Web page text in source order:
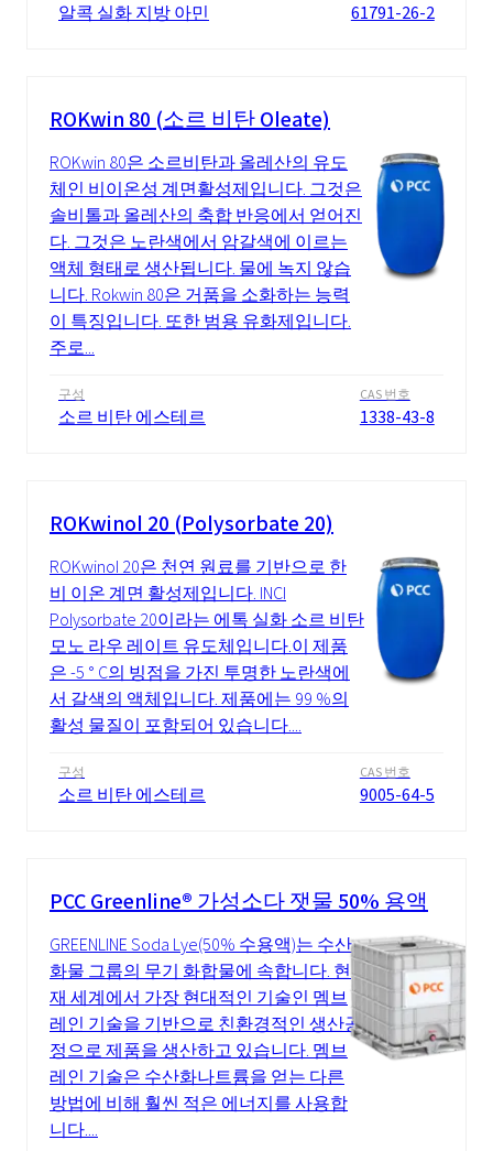
알콕 실화 지방 아민 61791-26-2
ROKwin 80 (소르 비탄 Oleate)
ROKwin 80은 소르비탄과 올레산의 유도
체인 비이온성 계면활성제입니다. 그것은
솔비톨과 올레산의 축합 반응에서 얻어진
다. 그것은 노란색에서 암갈색에 이르는
액체 형태로 생산됩니다. 물에 녹지 않습
니다. Rokwin 80은 거품을 소화하는 능력
이 특징입니다. 또한 범용 유화제입니다.
주로...
구성
소르 비탄 에스테르
CAS 번호
1338-43-8
ROKwinol 20 (Polysorbate 20)
ROKwinol 20은 천연 원료를 기반으로 한
비 이온 계면 활성제입니다. INCI
Polysorbate 20이라는 에톡 실화 소르 비탄
모노 라우 레이트 유도체입니다.이 제품
은 -5 ° C의 빙점을 가진 투명한 노란색에
서 갈색의 액체입니다. 제품에는 99 %의
활성 물질이 포함되어 있습니다....
구성
소르 비탄 에스테르
CAS 번호
9005-64-5
PCC Greenline® 가성소다 잿물 50% 용액
GREENLINE Soda Lye(50% 수용액)는 수산
화물 그룹의 무기 화합물에 속합니다. 현
재 세계에서 가장 현대적인 기술인 멤브
레인 기술을 기반으로 친환경적인 생산공
정으로 제품을 생산하고 있습니다. 멤브
레인 기술은 수산화나트륨을 얻는 다른
방법에 비해 훨씬 적은 에너지를 사용합
니다....